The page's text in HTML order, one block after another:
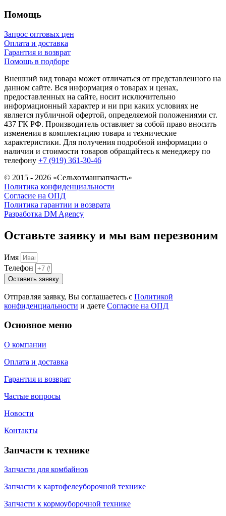
Помощь
Запрос оптовых цен
Оплата и доставка
Гарантия и возврат
Помощь в подборе
Внешний вид товара может отличаться от представленного на
данном сайте. Вся информация о товарах и ценах,
предоставленных на сайте, носит исключительно
информационный характер и ни при каких условиях не
является публичной офертой, определяемой положениями ст.
437 ГК РФ. Производитель оставляет за собой право вносить
изменения в комплектацию товара и технические
характеристики. Для получения подробной информации о
наличии и стоимости товаров обращайтесь к менеджеру по
телефону +7 (919) 361-30-46
© 2015 - 2026 «Сельхозмашзапчасть»
Политика конфиденциальности
Согласие на ОПД
Политика гарантии и возврата
Разработка DM Agency
Оставьте заявку и мы вам перезвоним
Имя
Телефон
Оставить заявку
Отправляя заявку, Вы соглашаетесь с Политикой
конфиденциальности и даете Согласие на ОПД
Основное меню
О компании
Оплата и доставка
Гарантия и возврат
Частые вопросы
Новости
Контакты
Запчасти к технике
Запчасти для комбайнов
Запчасти к картофелеуборочной технике
Запчасти к кормоуборочной технике